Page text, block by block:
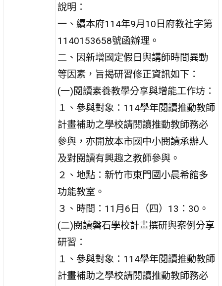
說明：
一、續本府114年9月10日府教社字第
1140153658號函辦理。
二、因新增國定假日與講師時間異動
等因素，旨揭研習修正資訊如下：
(一)閱讀素養教學分享與增能工作坊：
１、參與對象：114學年閱讀推動教師
計畫補助之學校請閱讀推動教師務必
參與，亦開放本市國中小閱讀承辦人
及對閱讀有興趣之教師參與。
２、地點：新竹市東門國小晨希館多
功能教室。
３、時間：11月6日（四）13：30。
(二)閱讀磐石學校計畫撰研與案例分享
研習：
１、參與對象：114學年閱讀推動教師
計畫補助之學校請閱讀推動教師務必